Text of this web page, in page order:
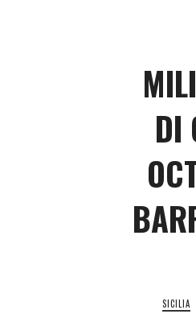
DI
SICILIA